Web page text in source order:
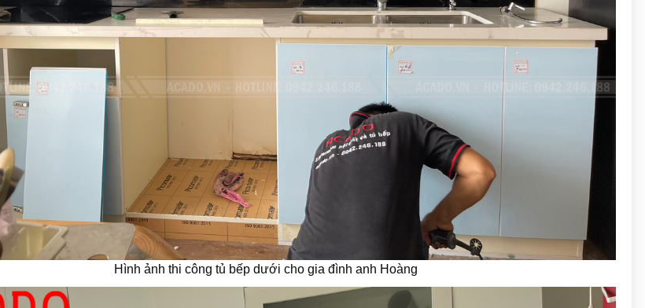
Hình ảnh thi công tủ bếp dưới cho gia đình anh Hoàng